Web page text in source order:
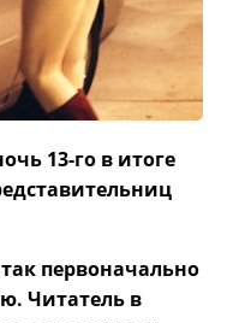
13-го в итоге
первоначально
Читатель в